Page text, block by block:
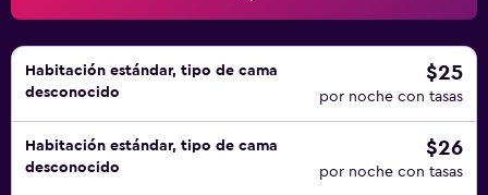
Habitación estándar, tipo de cama
desconocido
$25
por noche con tasas
Habitación estándar, tipo de cama
desconocido
$26
por noche con tasas